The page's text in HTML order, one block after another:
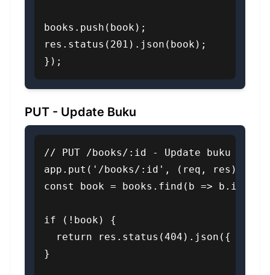
books.push(book);
res.status(201).json(book);
});
PUT - Update Buku
// PUT /books/:id - Update buku
app.put('/books/:id', (req, res) => {
const book = books.find(b => b.id
if (!book) {
return res.status(404).json({
}